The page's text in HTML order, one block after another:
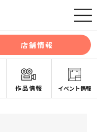
店舗情報
作品情報 イベント情報